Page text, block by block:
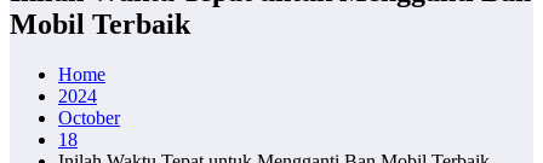
Mobil Terbaik
Home
2024
October
18